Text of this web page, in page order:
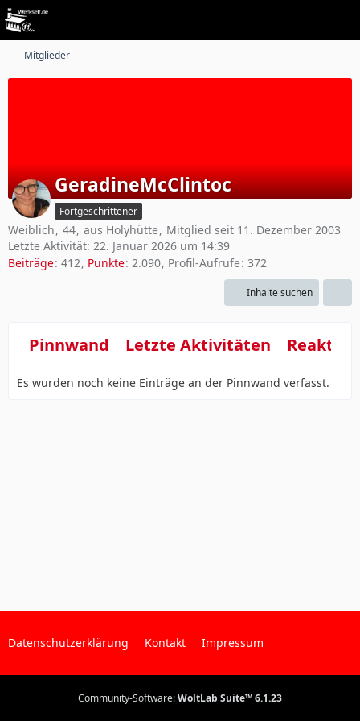
Mitglieder
GeradineMcClintoc
Fortgeschrittener
Weiblich 44 aus Holyhütte Mitglied seit 11. Dezember 2003
Letzte Aktivität: 22. Januar 2026 um 14:39
Beiträge 412 Punkte 2.090 Profil-Aufrufe 372
Inhalte suchen
Pinnwand Letzte Aktivitäten
Es wurden noch keine Einträge an der Pinnwand verfasst.
Datenschutzerklärung Kontakt Impressum
Community-Software:WoltLab Suite™ 6.1.23